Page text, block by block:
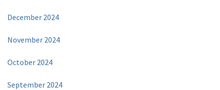
December 2024
November 2024
October 2024
September 2024